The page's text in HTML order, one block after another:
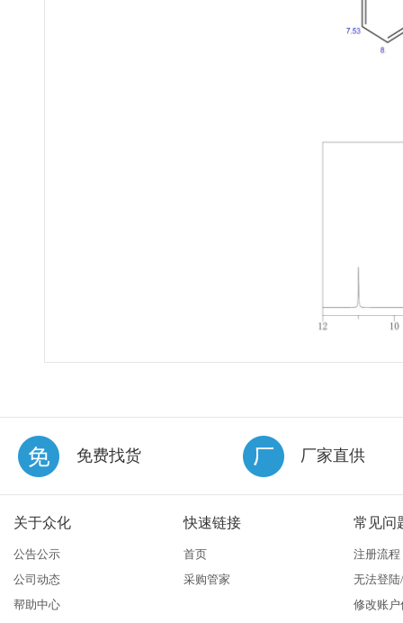
免费找货 厂家直供
关于众化
公告公示
公司动态
帮助中心
快速链接
首页
采购管家
常见问
注册流程
无法登
修改账户